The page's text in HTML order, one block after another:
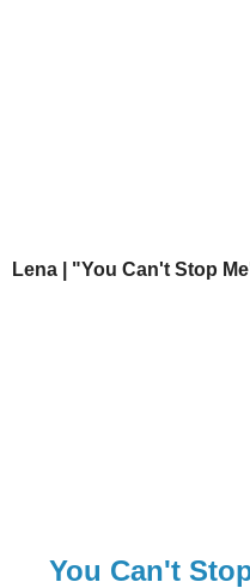
Lena | "You Can't Stop
You Can't